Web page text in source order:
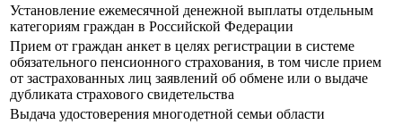
Установление ежемесячной денежной выплаты отдельным
категориям граждан в Российской Федерации
Прием от граждан анкет в целях регистрации в системе
обязательного пенсионного страхования, в том числе прием
от застрахованных лиц заявлений об обмене или о выдаче
дубликата страхового свидетельства
Выдача удостоверения многодетной семьи области